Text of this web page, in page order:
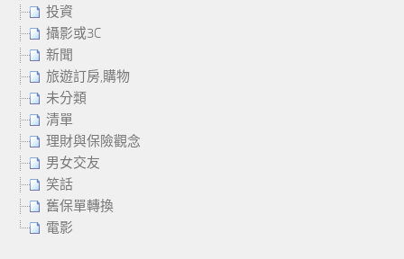
投資
攝影或3C
新聞
旅遊訂房,購物
未分類
清單
理財與保險觀念
男女交友
笑話
舊保單轉換
電影